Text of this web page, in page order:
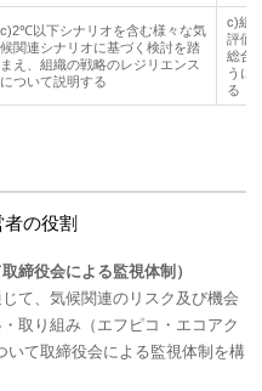
c)2℃以下シナリオを含む様々な気
候関連シナリオに基づく検討を踏
まえ、組織の戦略のレジリエンス
について説明する
c)組
評価
総合
うに
る
の役割
締役会による監視体制）
て、気候関連のリスク及び機会
取り組み（エフピコ・エコアク
いて取締役会による監視体制を構